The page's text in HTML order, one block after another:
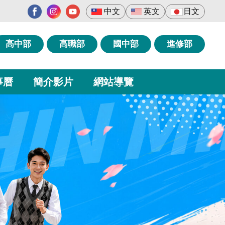
中文 英文 日文
高中部 高職部 國中部 進修部
曆 簡介影片 網站導覽